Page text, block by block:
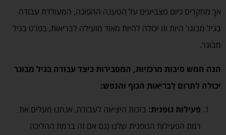
אך מחקרים כיום מצביעים על הטענה ההפוכה, המעודדת עבודה
בגיל מבוגר היות וזו יכולה להיות מאוד מועילה לבריאות, בפרט בגיל
מבוגר.
הנה חמש סיבות מרכזיות, המסבירות כיצד עבודה בגיל מבוגר
יכולה לתרום לבריאות הגוף והנפש:
פעילות גופנית: בזכות היציאה לעבודה, אנחנו מעלים את
רמת הפעילות הגופנית שלנו (גם אם זה ברמת ההליכה